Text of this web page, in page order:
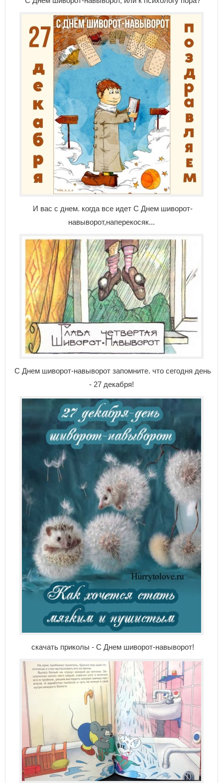
И вас с днем. когда все идет С Днем шиворот-
навыворот,наперекосяк...
С Днем шиворот-навыворот запомните. что сегодня день
- 27 декабря!
скачать приколы - С Днем шиворот-навыворот!